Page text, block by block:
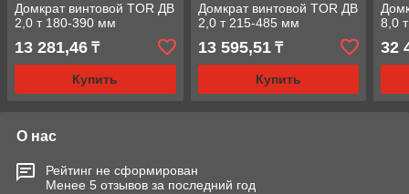
Домкрат винтовой TOR ДВ
2,0 т 180-390 мм
13 281,46 ₸
Купить
Домкрат винтовой TOR ДВ
2,0 т 215-485 мм
13 595,51₸
Купить
8,0 т
32
О нас
Рейтинг не сформирован
Менее 5 отзывов за последний год